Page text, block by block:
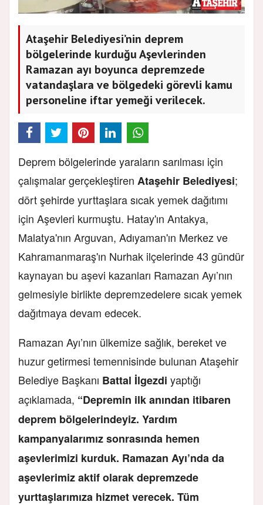
Ataşehir Belediyesi’nin deprem
bölgelerinde kurduğu Aşevlerinden
Ramazan ayı boyunca depremzede
vatandaşlara ve bölgedeki görevli kamu
personeline iftar yemeği verilecek.
Deprem bölgelerinde yaraların sarılması için
çalışmalar gerçekleştiren Ataşehir Belediyesi;
dört şehirde yurttaşlara sıcak yemek dağıtımı
için Aşevleri kurmuştu. Hatay'ın Antakya,
Malatya'nın Arguvan, Adıyaman'ın Merkez ve
Kahramanmaraş'ın Nurhak ilçelerinde 43 gündür
kaynayan bu aşevi kazanları Ramazan Ayı’nın
gelmesiyle birlikte depremzedelere sıcak yemek
dağıtmaya devam edecek.
Ramazan Ayı’nın ülkemize sağlık, bereket ve
huzur getirmesi temennisinde bulunan Ataşehir
Belediye Başkanı Battal İlgezdi yaptığı
açıklamada, “Depremin ilk anından itibaren
deprem bölgelerindeyiz. Yardım
kampanyalarımız sonrasında hemen
aşevlerimizi kurduk. Ramazan Ayı’nda da
aşevlerimiz aktif olarak depremzede
yurttaşlarımıza hizmet verecek. Tüm